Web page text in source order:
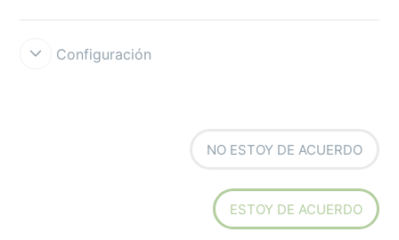
Condiciones de uso
Protección de datos
creating better environments
Configuración
NO ESTOY DE ACUERDO
ESTOY DE ACUERDO